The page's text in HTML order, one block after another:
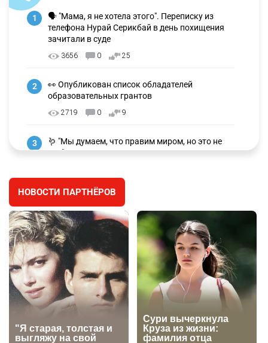
1
🗣 "Мама, я не хотела этого". Переписку из
телефона Нурай Серикбай в день похищения
зачитали в суде
3656 0 25
2
👀 Опубликован список обладателей
образовательных грантов
2719 0 9
3
🪱 "Мы думаем, что правим миром, но это не
так". Как дьявольские черви меняют наше
13
4
💬 Прокуроры подали в суд ходатайство о
смягчении наказания для журналистки
Александры Алёховой
2613 0
5
🦻 Казахстанцы смогут получать слуховые
аппараты без инвалидности
2756 3
6
💻 В школах Казахстана изменили название и
НОВОСТИ ПАРТНЁРОВ